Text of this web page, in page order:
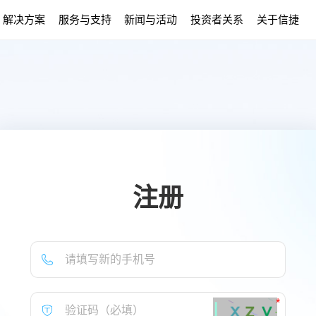
解决方案 服务与支持 新闻与活动 投资者关系 关于信捷
注册
*